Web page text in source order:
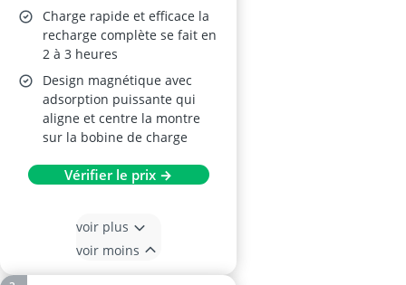
Charge rapide et efficace la
recharge complète se fait en
2 à 3 heures
Design magnétique avec
adsorption puissante qui
aligne et centre la montre
sur la bobine de charge
Vérifier le prix →
voir plus
voir moins